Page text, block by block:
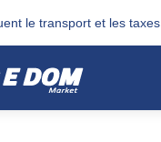
le transport et les taxes.